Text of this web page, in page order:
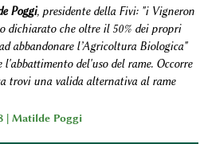
Poggi, presidente della Fivi: "i Vigneron
dichiarato che oltre il 50% dei propri
abbandonare l’Agricoltura Biologica"
l'abbattimento del'uso del rame. Occorre
trovi una valida alternativa al rame
| Matilde Poggi